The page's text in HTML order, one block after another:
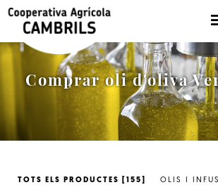
Comprar oli d'oliva
TOTS ELS PRODUCTES [155] OLIS I
BOTIGA COMPRA
LA COOPERATIVA
OLEOTOUR
PRODUCTES
EL NOSTRE OLI